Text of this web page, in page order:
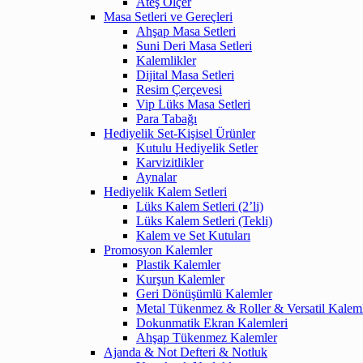
Masa Setleri ve Gereçleri
Ahşap Masa Setleri
Suni Deri Masa Setleri
Kalemlikler
Dijital Masa Setleri
Resim Çerçevesi
Vip Lüks Masa Setleri
Para Tabağı
Hediyelik Set-Kişisel Ürünler
Kutulu Hediyelik Setler
Karvizitlikler
Aynalar
Hediyelik Kalem Setleri
Lüks Kalem Setleri (2’li)
Lüks Kalem Setleri (Tekli)
Kalem ve Set Kutuları
Promosyon Kalemler
Plastik Kalemler
Kurşun Kalemler
Geri Dönüşümlü Kalemler
Metal Tükenmez & Roller & Versatil
Dokunmatik Ekran Kalemleri
Ahşap Tükenmez Kalemler
Ajanda & Not Defteri & Notluk